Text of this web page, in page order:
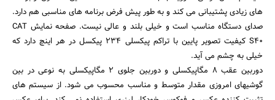
های زیادی پشتیبانی می کند و به طور پیش فرض برنامه های مناسبی هم دارد.
صدای دستگاه مناسب است و خیلی بلند و عالی نیست. صفحه نمایش CAT
S40 کیفیت تصویر پایین با تراکم پیکسلی 234 پیکسل در هر اینچ دارد که
خیلی به چشم می آید.
دوربین عقب 8 مگاپیکسلی و دوربین جلوی 2 مگاپیکسلی به نوعی در بین
گوشیهای امروزی مقدار متوسط و مناسب محسوب می شود. از سیستم های